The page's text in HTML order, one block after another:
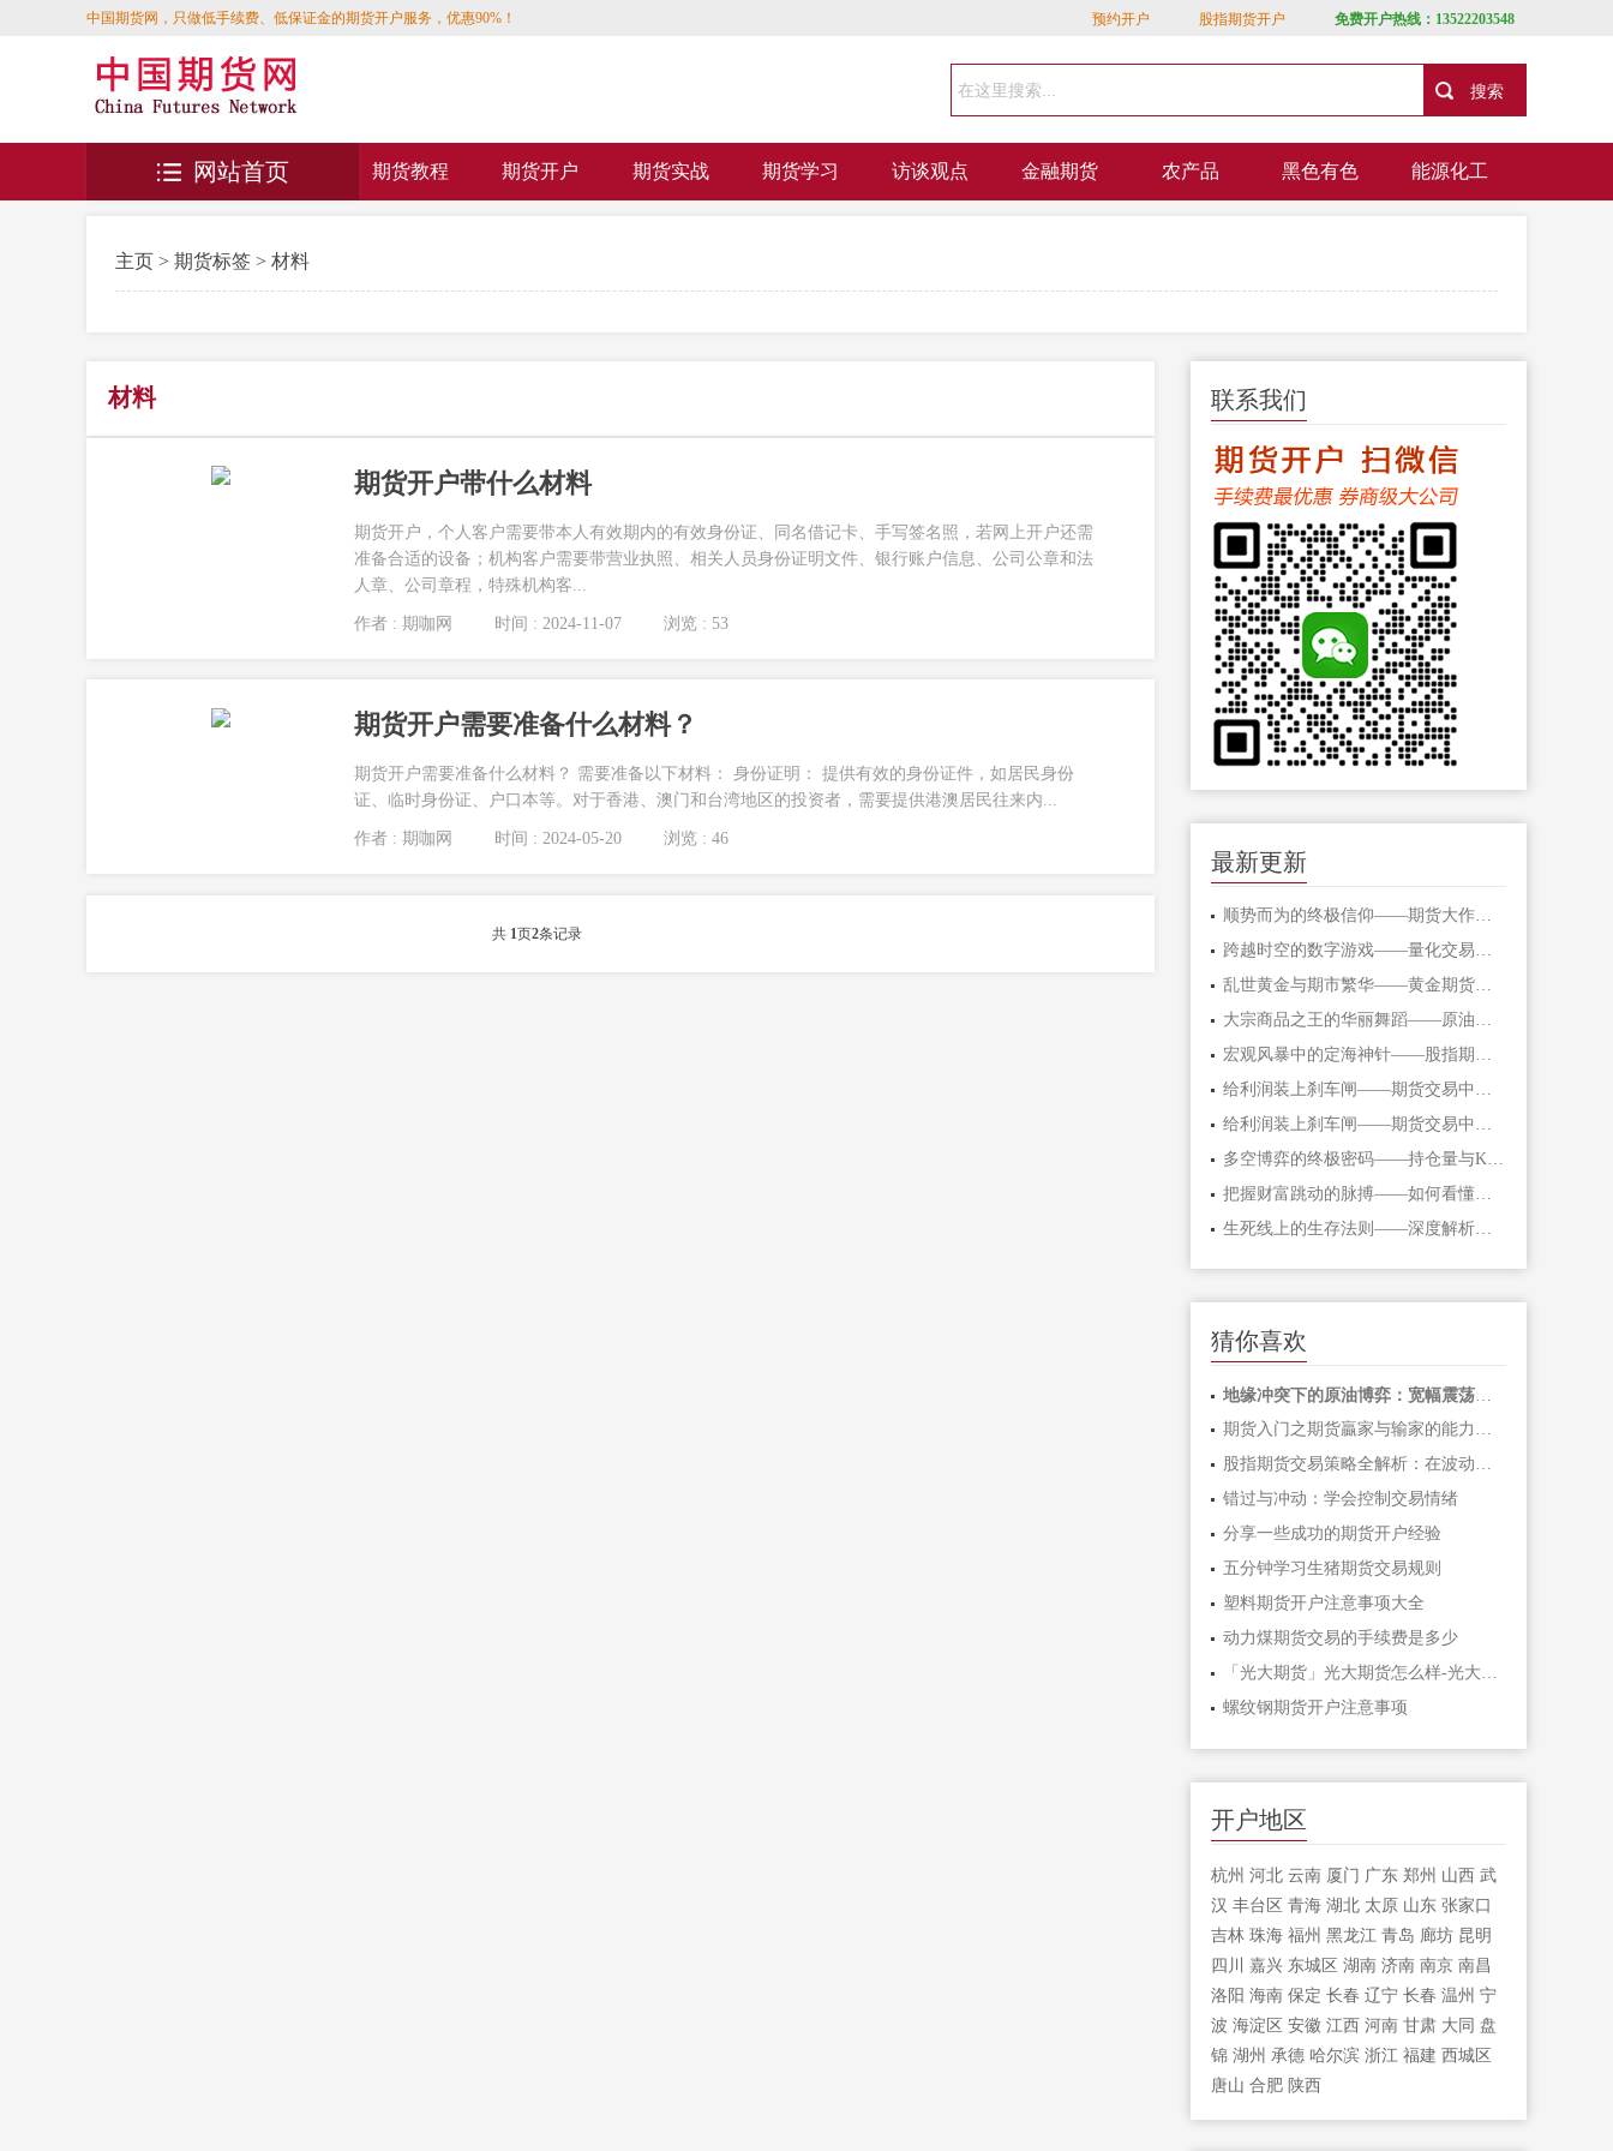
中国期货网，只做低手续费、低保证金的期货开户服务，优惠90%！ 预约开户 股指期货开户 免费开户热线：13522203548
期货教程 期货开户 期货实战 期货学习 访谈观点 金融期货 农产品 黑色有色 能源化工
网站首页
主页 > 期货标签 > 材料
材料
期货开户带什么材料
期货开户，个人客户需要带本人有效期内的有效身份证、同名借记卡、手写签名照，若网上开户还需
准备合适的设备；机构客户需要带营业执照、相关人员身份证明文件、银行账户信息、公司公章和法
人章、公司章程，特殊机构客...
作者 : 期咖网 时间 : 2024-11-07 浏览 : 53
期货开户需要准备什么材料？
期货开户需要准备什么材料？ 需要准备以下材料： 身份证明： 提供有效的身份证件，如居民身份
证、临时身份证、户口本等。对于香港、澳门和台湾地区的投资者，需要提供港澳居民往来内...
作者 : 期咖网 时间 : 2024-05-20 浏览 : 46
共 1页2条记录
联系我们
最新更新
顺势而为的终极信仰——期货大作手的修
跨越时空的数字游戏——量化交易在期货
乱世黄金与期市繁华——黄金期货的避险
大宗商品之王的华丽舞蹈——原油期货的
宏观风暴中的定海神针——股指期货的对
给利润装上刹车闸——期货交易中不可逾
把握财富跳动的脉搏——如何看懂期货主
生死线上的生存法则——深度解析期货爆
猜你喜欢
地缘冲突下的原油博弈：宽幅震荡中如何
期货入门之期货贏家与输家的能力对比「
股指期货交易策略全解析：在波动市场中
错过与冲动：学会控制交易情绪
分享一些成功的期货开户经验
五分钟学习生猪期货交易规则
塑料期货开户注意事项大全
动力煤期货交易的手续费是多少
螺纹钢期货开户注意事项
开户地区
杭州 河北 云南 厦门 广东 郑州 山西 武
汉 丰台区 青海 湖北 太原 山东 张家口
吉林 珠海 福州 黑龙江 青岛 廊坊 昆明
四川
嘉兴 东城区 湖南 济南 南京 南昌
洛阳 海南 保定 长春 辽宁 长春 温州 宁
波 海淀区 安徽 江西 河南 甘肃 大同 盘
锦 湖州 承德 哈尔滨 浙江 福建 西城区
唐山 合肥 陕西